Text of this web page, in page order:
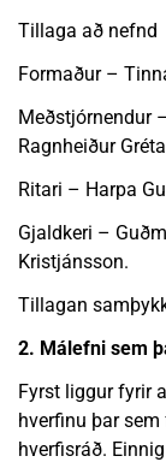
Tillaga að nefnd
Formaður –
Meðstjórnendur
Ragnheiður
Ritari – Harpa
Gjaldkeri –
Kristjánsson.
Tillagan
2. Málefni sem
Fyrst liggur fyrir
hverfinu þar
hverfisráð.